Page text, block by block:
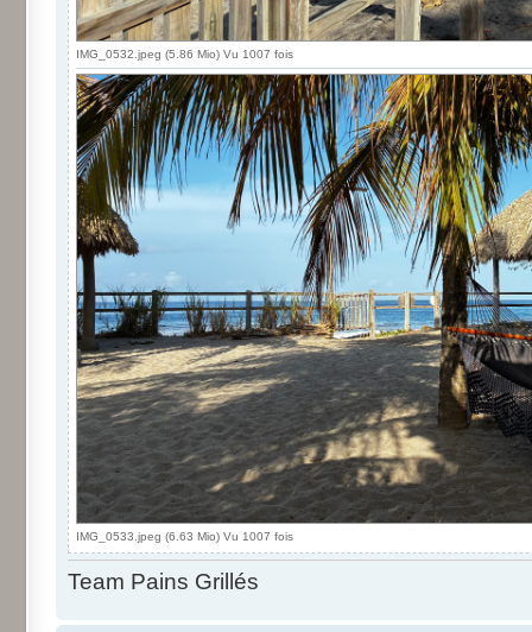
IMG_0532.jpeg (5.86 Mio) Vu 1007 fois
IMG_0533.jpeg (6.63 Mio) Vu 1007 fois
Team Pains Grillés